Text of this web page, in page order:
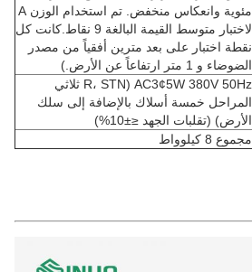
مئوية وانعكاس منخفض. تم استخدام الوزن A
لاختبار متوسط القيمة البالغة 9 نقاط.كانت كل
نقطة اختبار على بعد مترين أفقياً من مصدر
الضوضاء و 1 متر ارتفاعاً عن الأرض.)
AC3¢5W 380V 50Hz (R، STN ثلاثي
المراحل خمسة أسلاك بالإضافة إلى سلك
الأرض) (تقلبات الجهد ≤±10%)
مجموع 8 كيلوواط